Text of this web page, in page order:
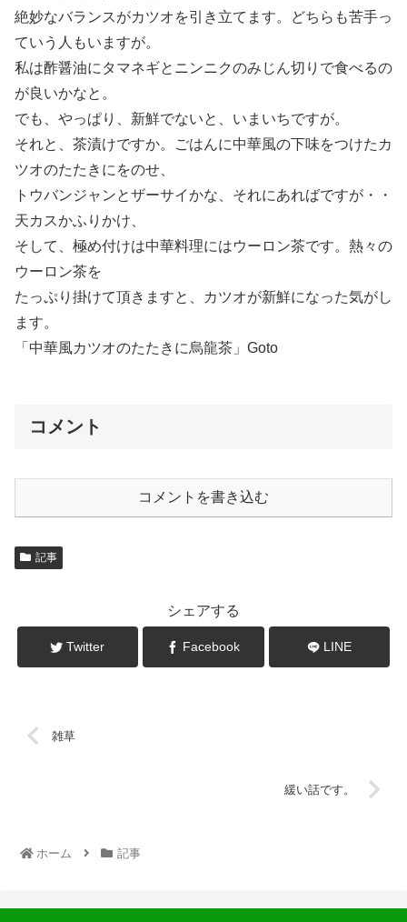
絶妙なバランスがカツオを引き立てます。どちらも苦手っ
ていう人もいますが。
私は酢醤油にタマネギとニンニクのみじん切りで食べるの
が良いかなと。
でも、やっぱり、新鮮でないと、いまいちですが。
それと、茶漬けですか。ごはんに中華風の下味をつけたカ
ツオのたたきにをのせ、
トウバンジャンとザーサイかな、それにあればですが・・
天カスかふりかけ、
そして、極め付けは中華料理にはウーロン茶です。熱々の
ウーロン茶を
たっぷり掛けて頂きますと、カツオが新鮮になった気がし
ます。
「中華風カツオのたたきに烏龍茶」Goto
コメント
コメントを書き込む
記事
シェアする
Twitter Facebook LINE
雑草
緩い話です。
ホーム 記事